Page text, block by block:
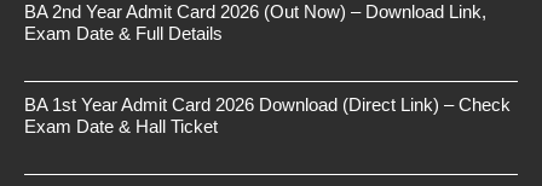
BA 2nd Year Admit Card 2026 (Out Now) – Download Link,
Exam Date & Full Details
BA 1st Year Admit Card 2026 Download (Direct Link) – Check
Exam Date & Hall Ticket